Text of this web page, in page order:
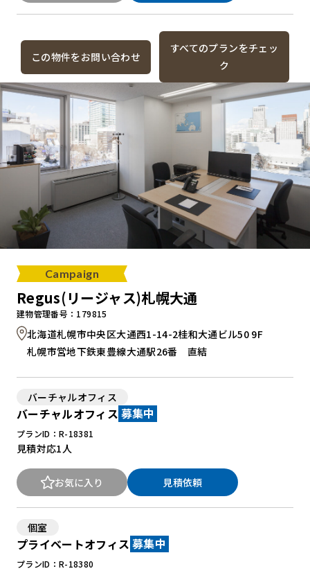
この物件をお問い合わせ
すべてのプランをチェッ
ク
Campaign
Regus(リージャス)札幌大通
建物管理番号：179815
北海道札幌市中央区大通西1-14-2桂和大通ビル50 9F
札幌市営地下鉄東豊線大通駅26番 直結
バーチャルオフィス
バーチャルオフィス 募集中
プランID：R-18381
見積対応1人
お気に入り 見積依頼
個室
プライベートオフィス 募集中
プランID：R-18380